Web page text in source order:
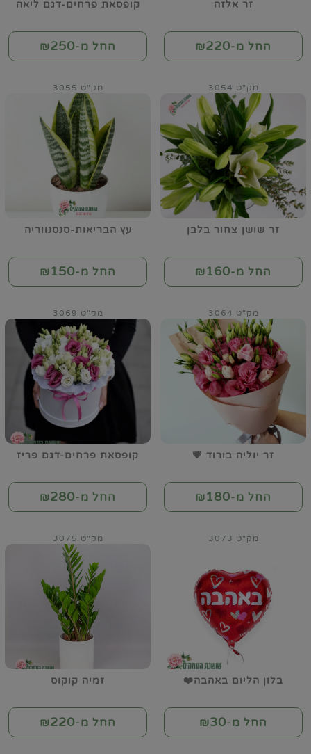
זר אלזה
החל מ-₪220
קופסאת פרחים-דגם ליאה
החל מ-₪250
זר שושן צחור בלבן
מק"ט 3054
החל מ-₪160
עץ הבריאות-סנסנווריה
מק"ט 3055
החל מ-₪150
זר יוליה בורוד 💗
מק"ט 3064
החל מ-₪180
קופסאת פרחים-דגם פריז
מק"ט 3069
החל מ-₪280
בלון הליום באהבה❤️
מק"ט 3073
החל מ-₪30
זמיה קוקוס
מק"ט 3075
החל מ-₪220